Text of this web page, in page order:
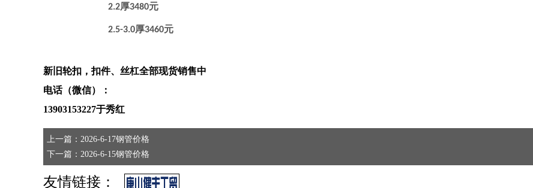
2.2厚3480元
2.5-3.0厚3460元
新旧轮扣，扣件、丝杠全部现货销售中
电话（微信）：
13903153227于秀红
上一篇：2026-6-17钢管价格
下一篇：2026-6-15钢管价格
友情链接：